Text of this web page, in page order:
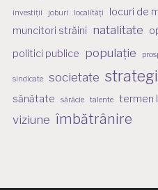
investiții joburi localități locuri de
muncitori străini natalitate
politici publice populație
sindicate societate
sănătate sărăcie talente termen
viziune îmbătrânire